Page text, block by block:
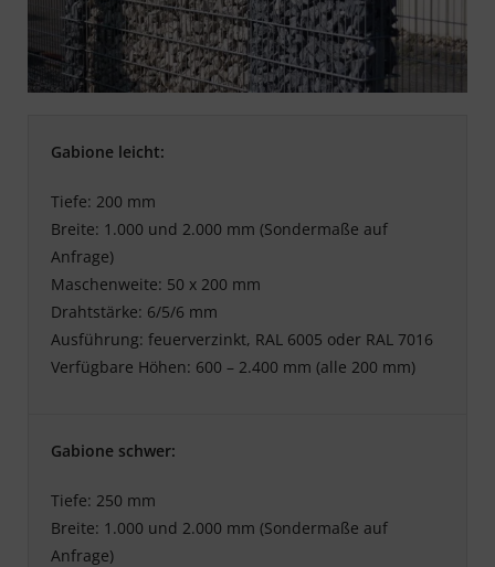
Gabione leicht:
Tiefe: 200 mm
Breite: 1.000 und 2.000 mm (Sondermaße auf
Anfrage)
Maschenweite: 50 x 200 mm
Drahtstärke: 6/5/6 mm
Ausführung: feuerverzinkt, RAL 6005 oder RAL 7016
Verfügbare Höhen: 600 – 2.400 mm (alle 200 mm)
Gabione schwer:
Tiefe: 250 mm
Breite: 1.000 und 2.000 mm (Sondermaße auf
Anfrage)